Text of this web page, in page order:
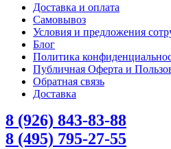
Доставка и оплата
Самовывоз
Условия и предложения
Блог
Политика
Публичная Оферта и
Обратная связь
Доставка
8 (926) 843-83-88
8 (495) 795-27-55